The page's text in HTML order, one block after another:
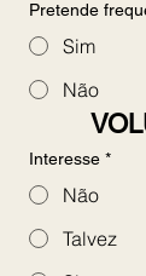
Pretende
Sim
Não
Interesse *
Não
Talvez